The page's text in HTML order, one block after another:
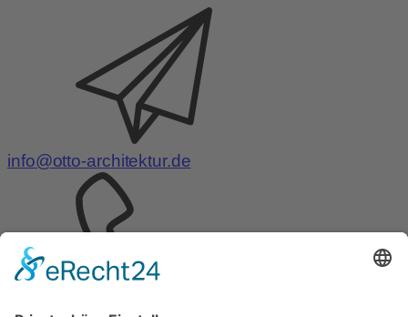
info@otto-architektur.de